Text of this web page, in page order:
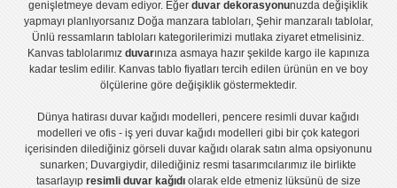
genişletmeye devam ediyor. Eğerduvar dekorasyonunuzda değişiklik
yapmayı planlıyorsanız Doğa manzara tabloları, Şehir manzaralı tablolar,
Ünlü ressamların tabloları kategorilerimizi mutlaka ziyaret etmelisiniz.
Kanvas tablolarımız duvarınıza asmaya hazır şekilde kargo ile kapınıza
kadar teslim edilir. Kanvas tablo fiyatlarıtercih edilen ürünün en ve boy
ölçülerine göre değişiklik göstermektedir.
Dünya hatirası duvar kağıdı modelleri ,pencere resimli duvar kağıdı
modelleri ve ofis - iş yeri duvar kağıdı modelleri gibi bir çok kategori
içerisinden dilediğiniz görseli duvar kağıdı olarak satın alma opsiyonunu
sunarken; Duvargiydir, dilediğiniz resmi tasarımcılarımız ile birlikte
tasarlayıp resimli duvar kağıdıolarak elde etmeniz lüksünü de size